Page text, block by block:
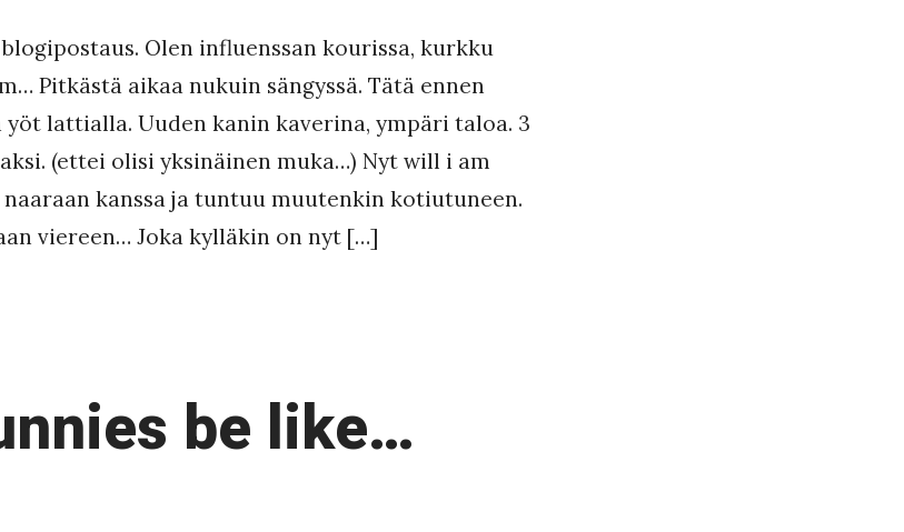
Olen influenssan kourissa, kurkku
Pitkästä aikaa nukuin sängyssä. Tätä ennen
lattialla. Uuden kanin kaverina, ympäri taloa. 3
(ettei olisi yksinäinen muka…) Nyt will i am
kanssa ja tuntuu muutenkin kotiutuneen.
viereen… Joka kylläkin on nyt […]
be like…